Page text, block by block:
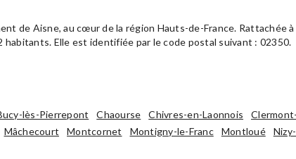
de Aisne, au cœur de la région Hauts-de-France. Rattachée à
habitants. Elle est identifiée par le code postal suivant : 02350.
lès-Pierrepont Chaourse Chivres-en-Laonnois
Mâchecourt Montcornet Montigny-le-Franc Montloué